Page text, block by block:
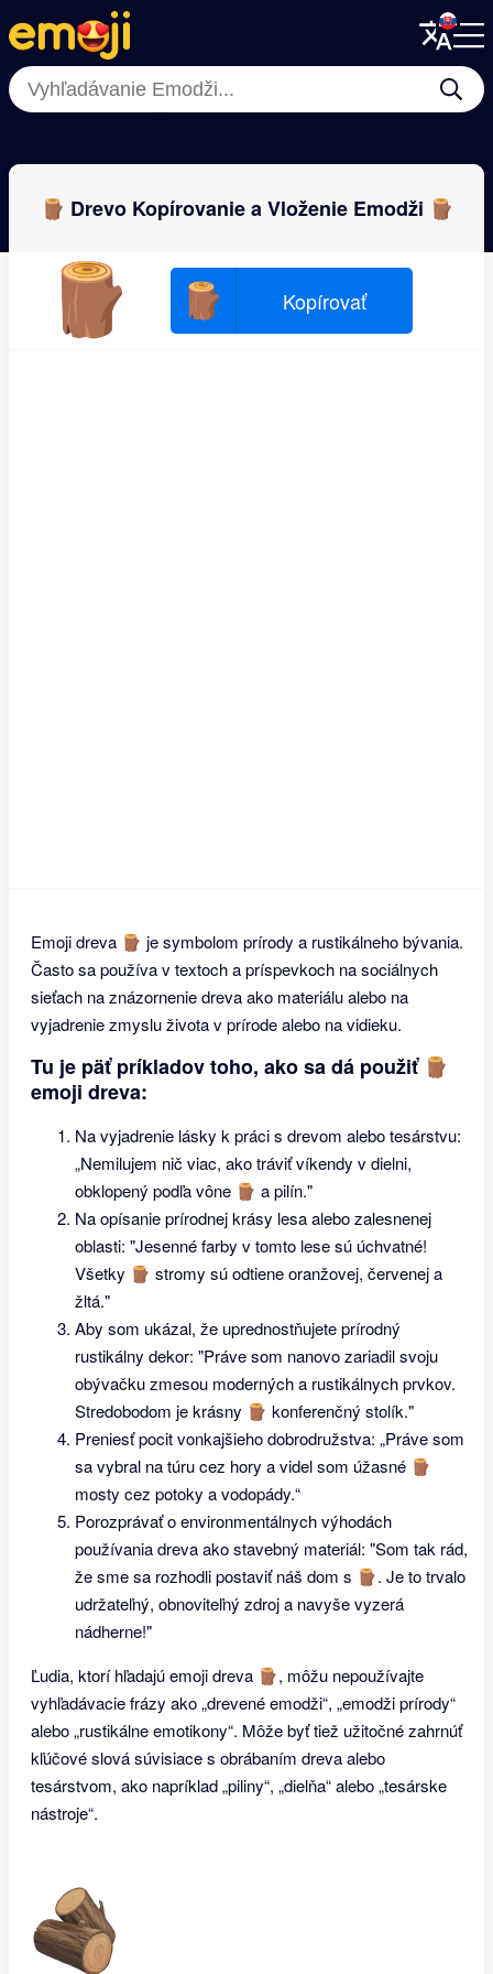
Menu
Close
Menu
Close
🪵 Drevo Kopírovanie a Vloženie Emodži 🪵
🪵 🪵 Kopírovať
Emoji dreva 🪵 je symbolom prírody a rustikálneho bývania.
Často sa používa v textoch a príspevkoch na sociálnych
sieťach na znázornenie dreva ako materiálu alebo na
vyjadrenie zmyslu života v prírode alebo na vidieku.
Tu je päť príkladov toho, ako sa dá použiť 🪵
emoji dreva:
Na vyjadrenie lásky k práci s drevom alebo tesárstvu:
„Nemilujem nič viac, ako tráviť víkendy v dielni,
obklopený podľa vône 🪵 a pilín."
Na opísanie prírodnej krásy lesa alebo zalesnenej
oblasti: "Jesenné farby v tomto lese sú úchvatné!
Všetky 🪵 stromy sú odtiene oranžovej, červenej a
žltá."
Aby som ukázal, že uprednostňujete prírodný
rustikálny dekor: "Práve som nanovo zariadil svoju
obývačku zmesou moderných a rustikálnych prvkov.
Stredobodom je krásny 🪵 konferenčný stolík."
Preniesť pocit vonkajšieho dobrodružstva: „Práve som
sa vybral na túru cez hory a videl som úžasné 🪵
mosty cez potoky a vodopády.“
Porozprávať o environmentálnych výhodách
používania dreva ako stavebný materiál: "Som tak rád,
že sme sa rozhodli postaviť náš dom s 🪵. Je to trvalo
udržateľný, obnoviteľný zdroj a navyše vyzerá
nádherne!"
Ľudia, ktorí hľadajú emoji dreva 🪵, môžu nepoužívajte
vyhľadávacie frázy ako „drevené emodži“, „emodži prírody“
alebo „rustikálne emotikony“. Môže byť tiež užitočné zahrnúť
kľúčové slová súvisiace s obrábaním dreva alebo
tesárstvom, ako napríklad „piliny“, „dielňa“ alebo „tesárske
nástroje“.